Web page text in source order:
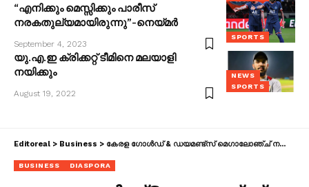
SPORTS
“എനിക്കും മെസ്സിക്കും പാരീസ്
നരകതുല്യമായിരുന്നു”-നെയ്മർ
September 4, 2023
NEWS
SPORTS
യു.എ.ഇ ക്രിക്കറ്റ്​ ടീമിനെ മലയാളി
നയിക്കും
August 19, 2022
Editoreal > Business > കേരള ​ഗോൾഡ് & ഡയമണ്ട്സ് മെ​ഗാലോഞ്ച് നവംബ‍ർ 9-ന്: ഗായകൻ ഹനാൻ ഷാ മുഖ്യാതിഥിയാകും
BUSINESS DIASPORA